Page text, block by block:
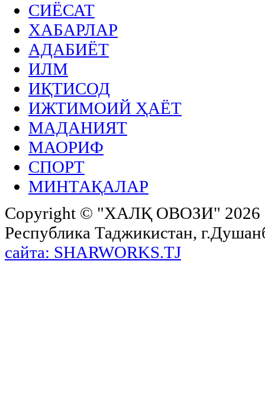
СИЁСАТ
ХАБАРЛАР
АДАБИЁТ
ИЛМ
ИҚТИСОД
ИЖТИМОИЙ ҲАЁТ
МАДАНИЯТ
МАОРИФ
СПОРТ
МИНТАҚАЛАР
Copyright © "ХАЛҚ ОВОЗИ"
Республика Таджикистан,
сайта: SHARWORKS.TJ